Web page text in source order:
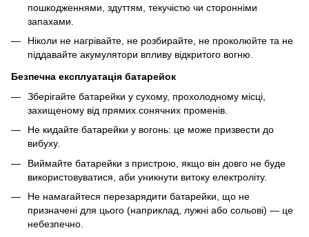
пошкодженнями, здуттям, текучістю чи сторонніми
запахами.
Ніколи не нагрівайте, не розбирайте, не проколюйте та не
піддавайте акумулятори впливу відкритого вогню.
Безпечна експлуатація батарейок
Зберігайте батарейки у сухому, прохолодному місці,
захищеному від прямих сонячних променів.
Не кидайте батарейки у вогонь: це може призвести до
вибуху.
Виймайте батарейки з пристрою, якщо він довго не буде
використовуватися, аби уникнути витоку електроліту.
Не намагайтеся перезарядити батарейки, що не
призначені для цього (наприклад, лужні або сольові) — це
небезпечно.